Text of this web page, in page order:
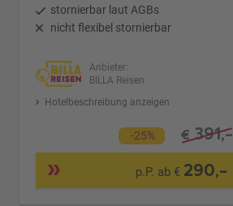
stornierbar laut AGBs
nicht flexibel stornierbar
Anbieter:
BILLA Reisen
Hotelbeschreibung anzeigen
-25% € 391,-
p.P. ab € 290,-